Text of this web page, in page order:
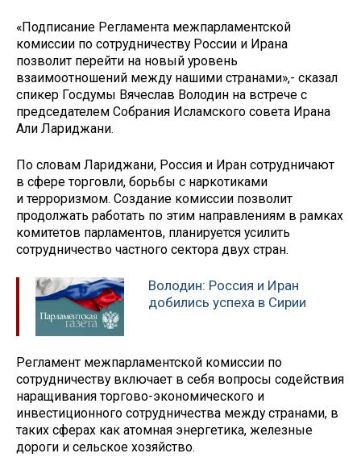
«Подписание Регламента межпарламентской
комиссии по сотрудничеству России и Ирана
позволит перейти на новый уровень
взаимоотношений между нашими странами»,- сказал
спикер Госдумы Вячеслав Володин на встрече с
председателем Собрания Исламского совета Ирана
Али Лариджани.
По словам Лариджани, Россия и Иран сотрудничают
в сфере торговли, борьбы с наркотиками
и терроризмом. Создание комиссии позволит
продолжать работать по этим направлениям в рамках
комитетов парламентов, планируется усилить
сотрудничество частного сектора двух стран.
Володин: Россия и Иран
добились успеха в Сирии
Регламент межпарламентской комиссии по
сотрудничеству включает в себя вопросы содействия
наращивания торгово-экономического и
инвестиционного сотрудничества между странами, в
таких сферах как атомная энергетика, железные
дороги и сельское хозяйство.